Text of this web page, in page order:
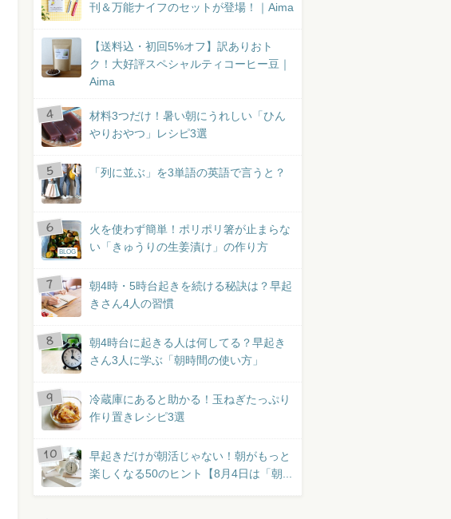
刊＆万能ナイフのセットが登場！｜Aima
【送料込・初回5%オフ】訳ありおト
ク！大好評スペシャルティコーヒー豆｜
Aima
材料3つだけ！暑い朝にうれしい「ひん
やりおやつ」レシピ3選
「列に並ぶ」を3単語の英語で言うと？
BLOG
火を使わず簡単！ポリポリ箸が止まらな
い「きゅうりの生姜漬け」の作り方
朝4時・5時台起きを続ける秘訣は？早起
きさん4人の習慣
朝4時台に起きる人は何してる？早起き
さん3人に学ぶ「朝時間の使い方」
冷蔵庫にあると助かる！玉ねぎたっぷり
作り置きレシピ3選
早起きだけが朝活じゃない！朝がもっと
楽しくなる50のヒント【8月4日は「朝...